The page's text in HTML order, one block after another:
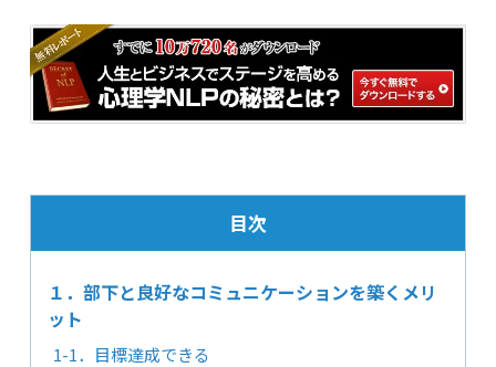
目次
１．部下と良好なコミュニケーションを築くメリ
ット
1-1．目標達成できる